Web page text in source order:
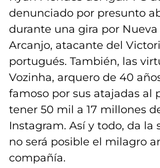
denunciado por presunto
durante una gira por
Arcanjo, atacante del
portugués. También, las
Vozinha, arquero de 40
famoso por sus atajadas al
tener 50 mil a 17 millones
Instagram. Así y todo, da la
no será posible el milagro
compañía.